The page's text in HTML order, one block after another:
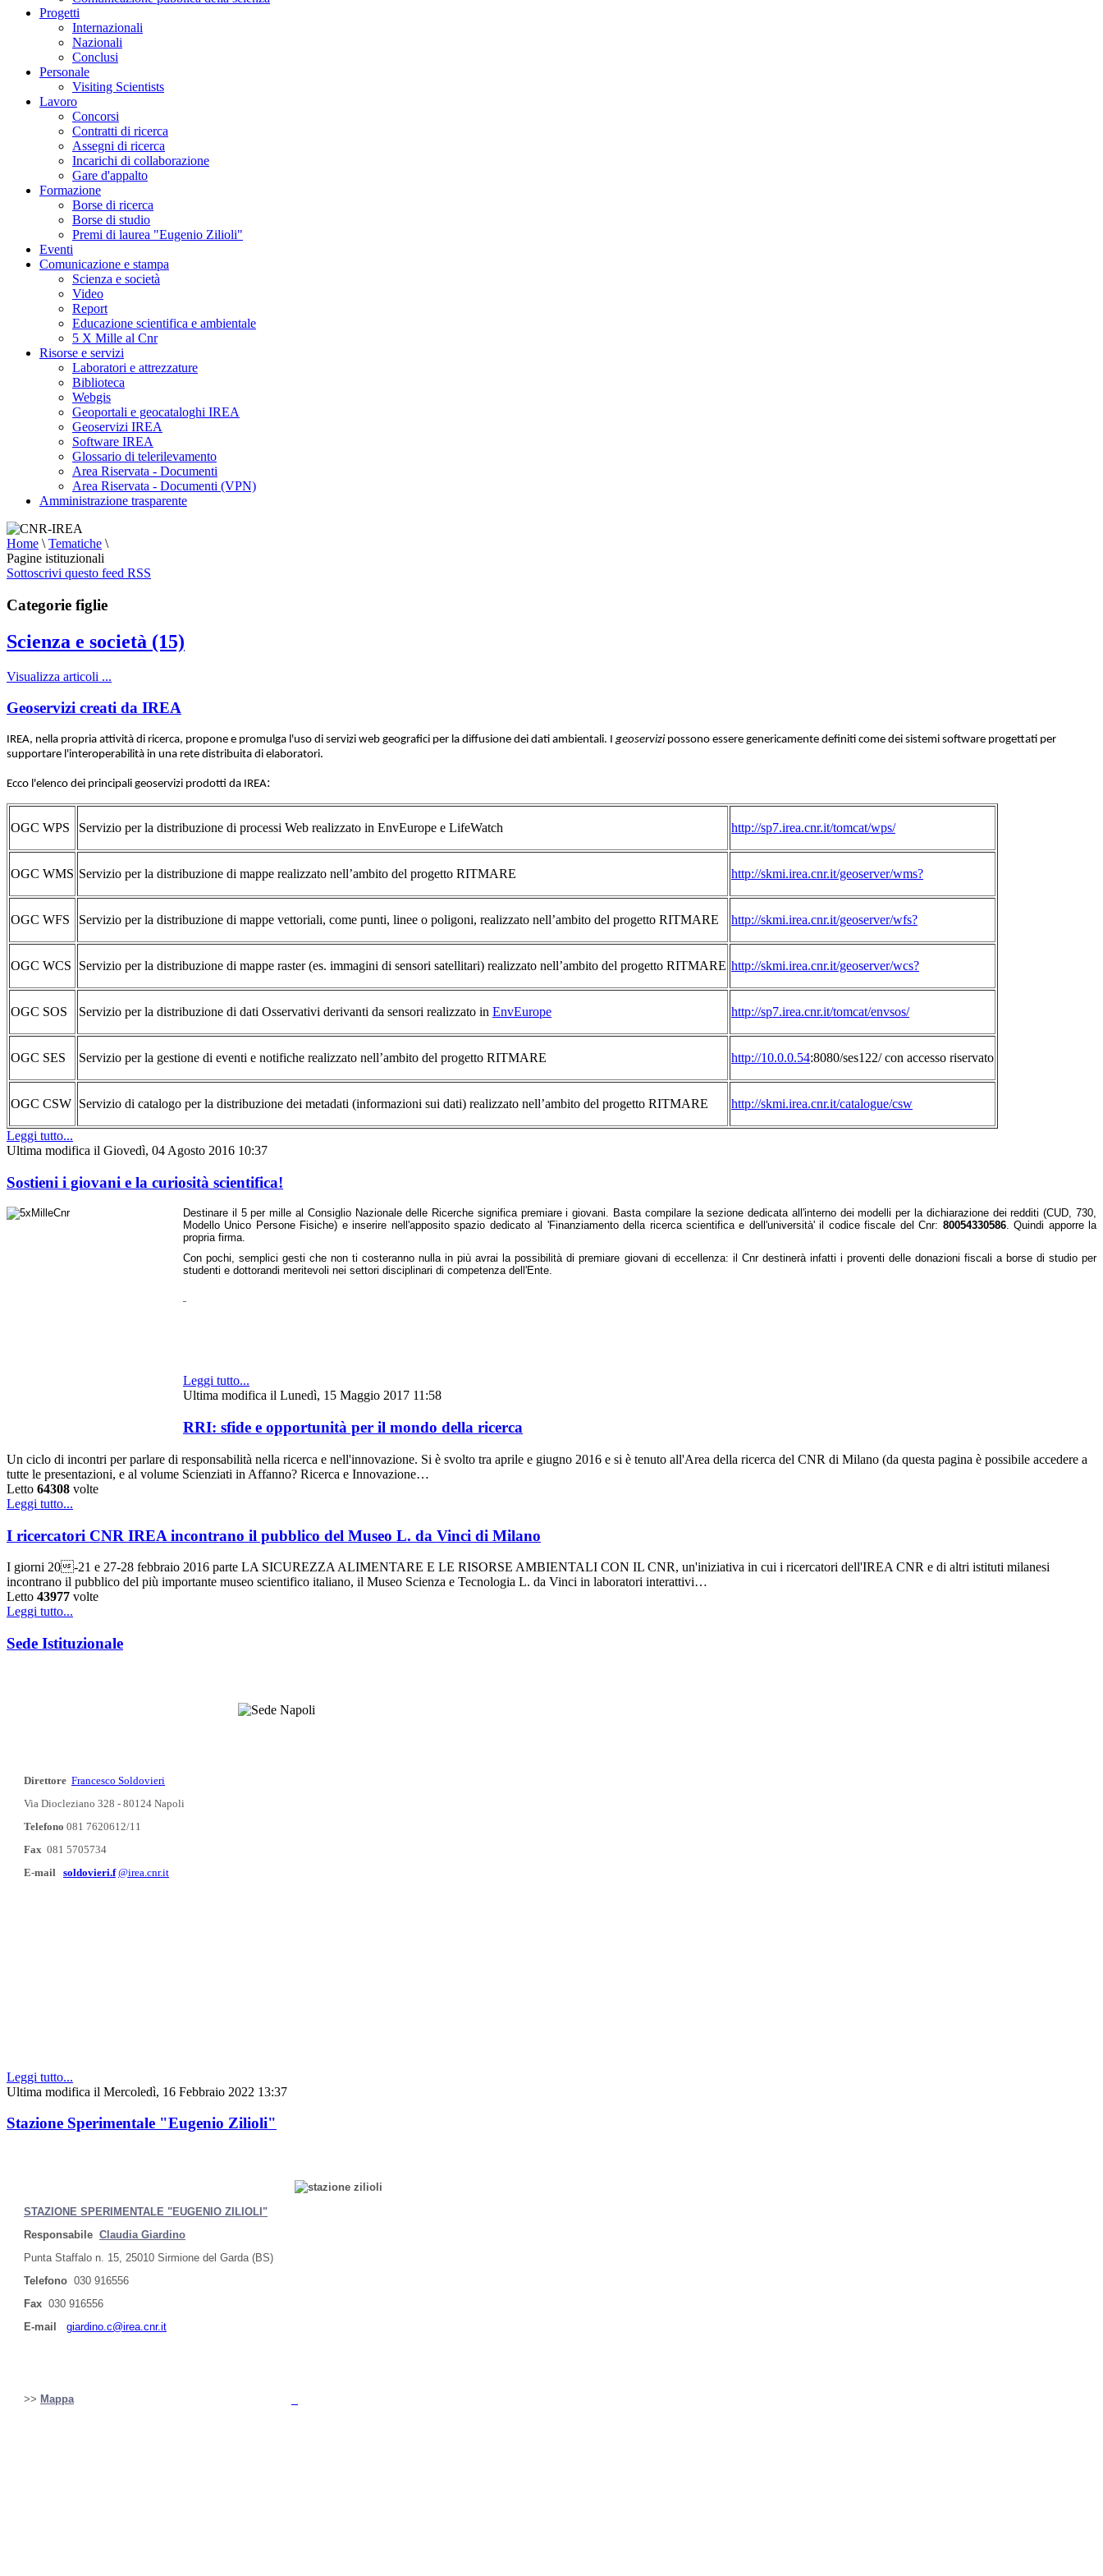
Progetti
Internazionali
Nazionali
Conclusi
Personale
Visiting Scientists
Lavoro
Concorsi
Contratti di ricerca
Assegni di ricerca
Incarichi di collaborazione
Gare d'appalto
Formazione
Borse di ricerca
Borse di studio
Premi di laurea "Eugenio Zilioli"
Eventi
Comunicazione e stampa
Scienza e società
Video
Report
Educazione scientifica e ambientale
5 X Mille al Cnr
Risorse e servizi
Laboratori e attrezzature
Biblioteca
Webgis
Geoportali e geocataloghi IREA
Geoservizi IREA
Software IREA
Glossario di telerilevamento
Area Riservata - Documenti
Area Riservata - Documenti (VPN)
Amministrazione trasparente
Home \ Tematiche \
Pagine istituzionali
Sottoscrivi questo feed RSS
Categorie figlie
Scienza e società (15)
Visualizza articoli ...
Geoservizi creati da IREA
IREA, nella propria attività di ricerca, propone e promulga l'uso di servizi web geografici per la diffusione dei dati ambientali. I geoservizi possono essere genericamente definiti come dei sistemi software progettati per
supportare l'interoperabilità in una rete distribuita di elaboratori.
Ecco l'elenco dei principali geoservizi prodotti da IREA:
OGC WPS Servizio per la distribuzione di processi Web realizzato in EnvEurope e LifeWatch http://sp7.irea.cnr.it/tomcat/wps/
OGC WMS Servizio per la distribuzione di mappe realizzato nell’ambito del progetto RITMARE http://skmi.irea.cnr.it/geoserver/wms?
OGC WFS Servizio per la distribuzione di mappe vettoriali, come punti, linee o poligoni, realizzato nell’ambito del progetto RITMARE http://skmi.irea.cnr.it/geoserver/wfs?
OGC WCS Servizio per la distribuzione di mappe raster (es. immagini di sensori satellitari) realizzato nell’ambito del progetto RITMARE http://skmi.irea.cnr.it/geoserver/wcs?
OGC SOS Servizio per la distribuzione di dati Osservativi derivanti da sensori realizzato in EnvEurope http://sp7.irea.cnr.it/tomcat/envsos/
OGC SES Servizio per la gestione di eventi e notifiche realizzato nell’ambito del progetto RITMARE http://10.0.0.54:8080/ses122/ con accesso riservato
OGC CSW Servizio di catalogo per la distribuzione dei metadati (informazioni sui dati) realizzato nell’ambito del progetto RITMARE http://skmi.irea.cnr.it/catalogue/csw
Leggi tutto...
Ultima modifica il Giovedì, 04 Agosto 2016 10:37
Sostieni i giovani e la curiosità scientifica!
Destinare il 5 per mille al Consiglio Nazionale delle Ricerche significa premiare i giovani. Basta compilare la sezione dedicata all'interno dei modelli per la dichiarazione dei redditi (CUD, 730,
Modello Unico Persone Fisiche) e inserire nell'apposito spazio dedicato al 'Finanziamento della ricerca scientifica e dell'università' il codice fiscale del Cnr: 80054330586. Quindi apporre la
propria firma.
Con pochi, semplici gesti che non ti costeranno nulla in più avrai la possibilità di premiare giovani di eccellenza: il Cnr destinerà infatti i proventi delle donazioni fiscali a borse di studio per
studenti e dottorandi meritevoli nei settori disciplinari di competenza dell'Ente.
Leggi tutto...
Ultima modifica il Lunedì, 15 Maggio 2017 11:58
RRI: sfide e opportunità per il mondo della ricerca
Un ciclo di incontri per parlare di responsabilità nella ricerca e nell'innovazione. Si è svolto tra aprile e giugno 2016 e si è tenuto all'Area della ricerca del CNR di Milano (da questa pagina è possibile accedere a
tutte le presentazioni, e al volume Scienziati in Affanno? Ricerca e Innovazione…
Letto 64308 volte
Leggi tutto...
I ricercatori CNR IREA incontrano il pubblico del Museo L. da Vinci di Milano
I giorni 20-21 e 27-28 febbraio 2016 parte LA SICUREZZA ALIMENTARE E LE RISORSE AMBIENTALI CON IL CNR, un'iniziativa in cui i ricercatori dell'IREA CNR e di altri istituti milanesi
incontrano il pubblico del più importante museo scientifico italiano, il Museo Scienza e Tecnologia L. da Vinci in laboratori interattivi…
Letto 43977 volte
Leggi tutto...
Sede Istituzionale
Direttore Francesco Soldovieri
Via Diocleziano 328 - 80124 Napoli
Telefono 081 7620612/11
Fax 081 5705734
E-mail soldovieri.f @irea.cnr.it
Leggi tutto...
Ultima modifica il Mercoledì, 16 Febbraio 2022 13:37
Stazione Sperimentale "Eugenio Zilioli"
STAZIONE SPERIMENTALE "EUGENIO ZILIOLI"
Responsabile Claudia Giardino
Punta Staffalo n. 15, 25010 Sirmione del Garda (BS)
Telefono 030 916556
Fax 030 916556
E-mail
giardino.c@irea.cnr.it
>> Mappa